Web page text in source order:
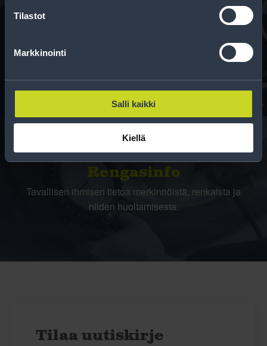
Tilastot
Markkinointi
Salli kaikki
Kiellä
Rengasinfo
Tavallisen ihmisen tietoa merkinnöistä, renkaista ja
niiden huoltamisesta.
Tilaa uutiskirje